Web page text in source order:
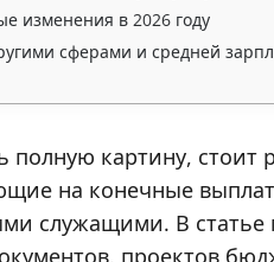
изменения в 2026 году
сферами и средней
полную картину, стоит
на конечные
служащими. В
проектов